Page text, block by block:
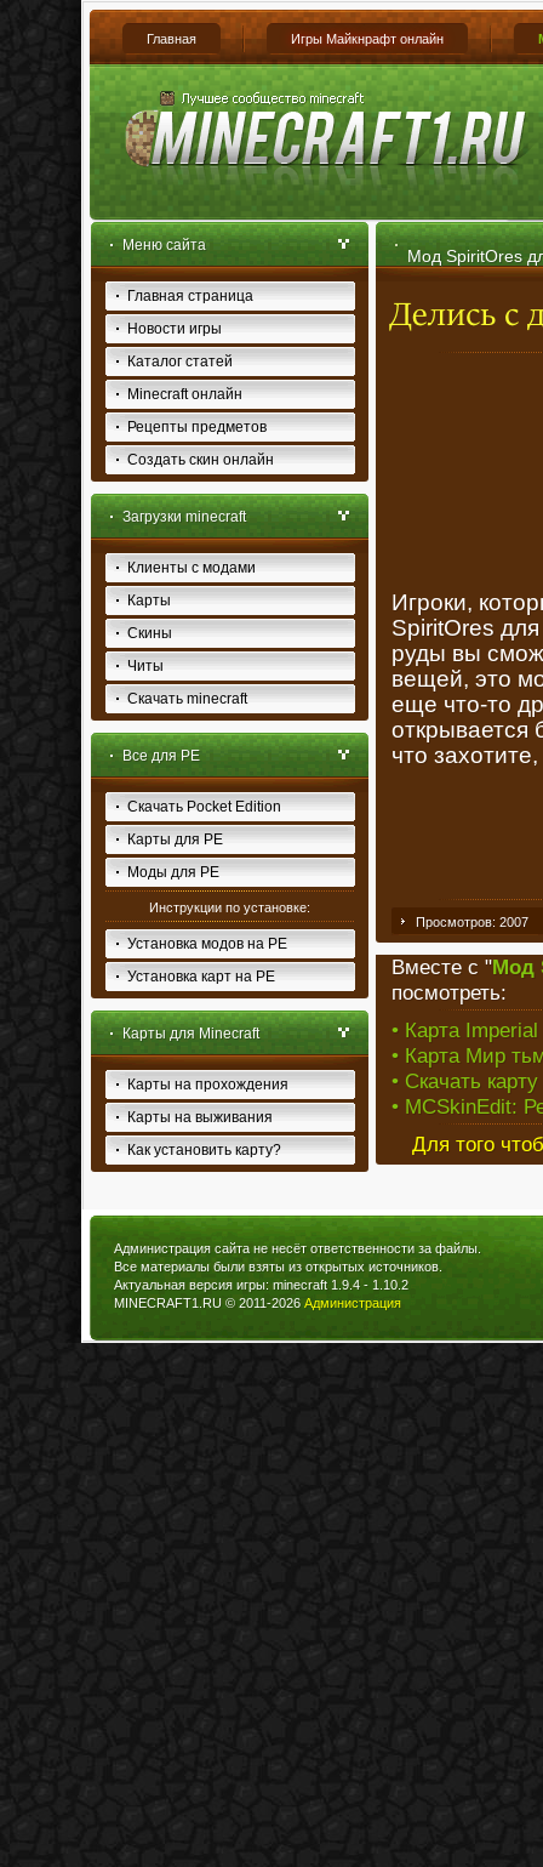
Главная Игры Майкнрафт онлайн
Меню сайта
Главная страница
Новости игры
Каталог статей
Minecraft онлайн
Рецепты предметов
Создать скин онлайн
Загрузки minecraft
Клиенты с модами
Карты
Скины
Читы
Скачать minecraft
Все для PE
Скачать Pocket Edition
Карты для PE
Моды для PE
Инструкции по установке:
Установка модов на PE
Установка карт на PE
Карты для Minecraft
Карты на прохождения
Карты на выживания
Как установить карту?
Мод SpiritOres
Игроки,
SpiritOres
руды вы
вещей, это
еще что-то
открывается
что
Просмотров: 2007
Вместе с "Мод
посмотреть:
• Карта
• Карта Мир
• Скачать
• MCSkinEdit:
Для того
Администрация сайта не несёт ответственности за файлы.
Все материалы были взяты из открытых источников.
Актуальная версия игры: minecraft 1.9.4 - 1.10.2
MINECRAFT1.RU © 2011-2026 Администрация